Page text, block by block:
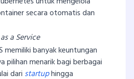
secara otomatis dan
a Service
memiliki banyak keuntungan
pilihan menarik bagi berbagai
dari startuphingga